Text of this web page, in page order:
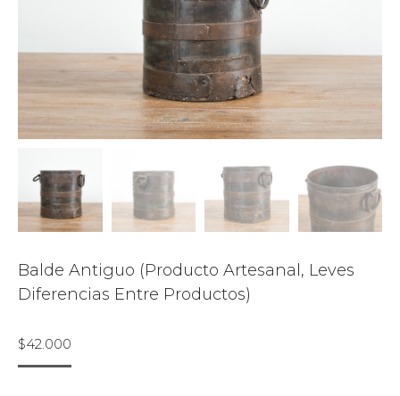
Balde Antiguo (producto Artesanal, Leves
Diferencias Entre Productos)
$42.000